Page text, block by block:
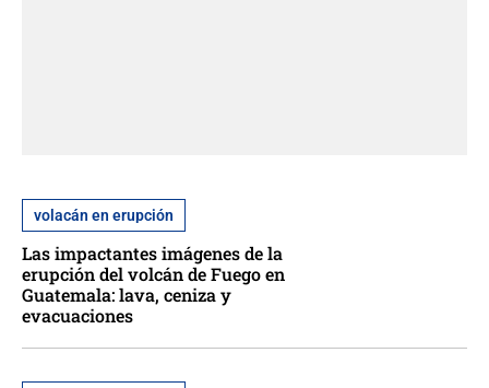
volacán en erupción
Las impactantes imágenes de la
erupción del volcán de Fuego en
Guatemala: lava, ceniza y
evacuaciones